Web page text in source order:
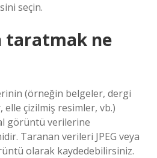
seçin.
taratmak ne
(örneğin belgeler, dergi
çizilmiş resimler, vb.)
görüntü verilerine
Taranan verileri JPEG veya
olarak kaydedebilirsiniz.